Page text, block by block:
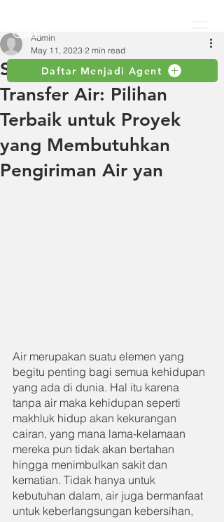
Daftar Menjadi Agent
Selang Industri untuk
Transfer Air: Pilihan
Terbaik untuk Proyek
yang Membutuhkan
Pengiriman Air yan
Admin
May 11, 2023 2 min read
Air merupakan suatu elemen yang
begitu penting bagi semua kehidupan
yang ada di dunia. Hal itu karena
tanpa air maka kehidupan seperti
makhluk hidup akan kekurangan
cairan, yang mana lama-kelamaan
mereka pun tidak akan bertahan
hingga menimbulkan sakit dan
kematian. Tidak hanya untuk
kebutuhan dalam, air juga bermanfaat
untuk keberlangsungan kebersihan,